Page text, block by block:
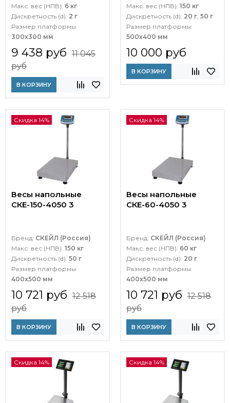
Макс. вес (НПВ): 6 кг
Дискретность (d): 2 г
Размер платформы:
300х300 мм
9 438 руб 11 045
руб
В КОРЗИНУ
Макс. вес (НПВ): 150 кг
Дискретность (d): 20 г, 50 г
Размер платформы:
500х400 мм
10 000 руб
В КОРЗИНУ
Скидка 14%
Весы напольные
СКЕ-150-4050 3
Бренд: СКЕЙЛ (Россия)
Макс. вес (НПВ): 150 кг
Дискретность (d): 50 г
Размер платформы:
400х500 мм
10 721 руб 12 518
руб
В КОРЗИНУ
Скидка 14%
Весы напольные
СКЕ-60-4050 3
Бренд: СКЕЙЛ (Россия)
Макс. вес (НПВ): 60 кг
Дискретность (d): 20 г
Размер платформы:
400х500 мм
10 721 руб 12 518
руб
В КОРЗИНУ
Скидка 14% Скидка 14%